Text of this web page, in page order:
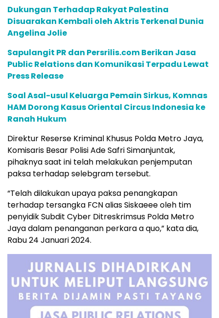
Dukungan Terhadap Rakyat Palestina
Disuarakan Kembali oleh Aktris Terkenal Dunia
Angelina Jolie
Sapulangit PR dan Persrilis.com Berikan Jasa
Public Relations dan Komunikasi Terpadu Lewat
Press Release
Soal Asal-usul Keluarga Pemain Sirkus, Komnas
HAM Dorong Kasus Oriental Circus Indonesia ke
Ranah Hukum
Direktur Reserse Kriminal Khusus Polda Metro Jaya,
Komisaris Besar Polisi Ade Safri Simanjuntak,
pihaknya saat ini telah melakukan penjemputan
paksa terhadap selebgram tersebut.
“Telah dilakukan upaya paksa penangkapan
terhadap tersangka FCN alias Siskaeee oleh tim
penyidik Subdit Cyber Ditreskrimsus Polda Metro
Jaya dalam penanganan perkara a quo,” kata dia,
Rabu 24 Januari 2024.